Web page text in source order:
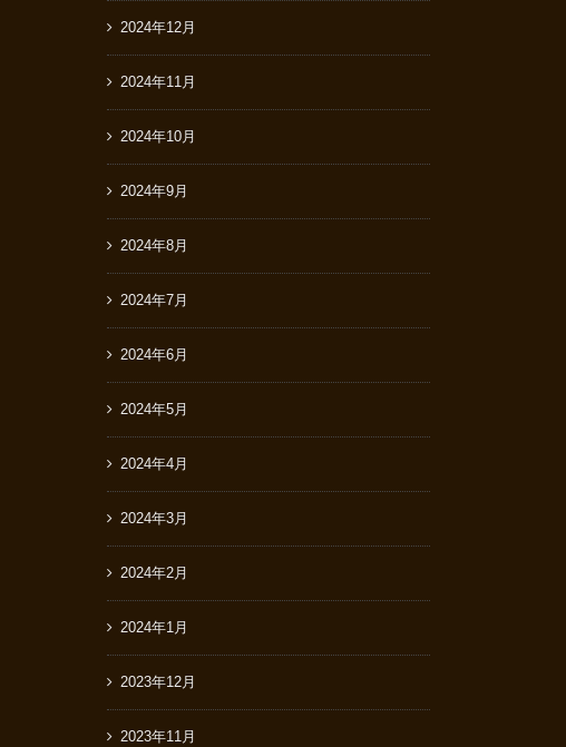
2024年12月
2024年11月
2024年10月
2024年9月
2024年8月
2024年7月
2024年6月
2024年5月
2024年4月
2024年3月
2024年2月
2024年1月
2023年12月
2023年11月